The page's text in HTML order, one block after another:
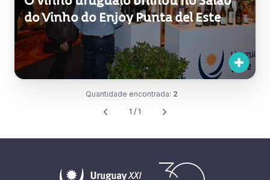
do Vinho do Enjoy Punta del Este
Quantidade encontrada: 2
1 / 1